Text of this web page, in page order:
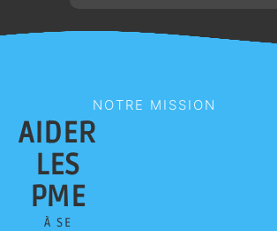
NOTRE MISSION
AIDER
LES
PME
À SE